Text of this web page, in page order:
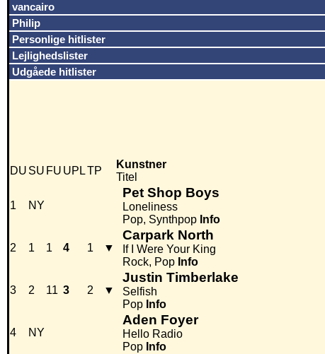
vancairo
Philip
Personlige hitlister
Lejlighedslister
Udgåede hitlister
DU SU FU UPLTP
Kunstner
Titel
1 NY
Pet Shop Boys
Loneliness
Pop, Synthpop Info
2 1 1 4 1 ▼
Carpark North
If I Were Your King
Rock, Pop Info
3 2 11 3 2 ▼
Justin Timberlake
Selfish
Pop Info
4 NY
Aden Foyer
Hello Radio
Pop Info